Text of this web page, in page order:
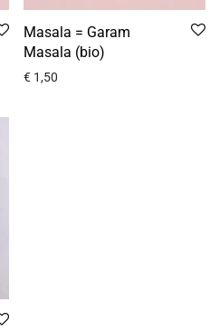
Masala = Garam
Masala (bio)
€ 1,50